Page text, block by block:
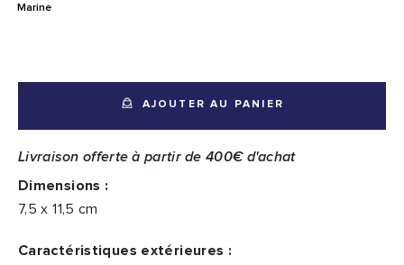
Marine
AJOUTER AU PANIER
Livraison offerte à partir de 400€ d'achat
Dimensions :
7,5 x 11,5 cm
Caractéristiques extérieures :